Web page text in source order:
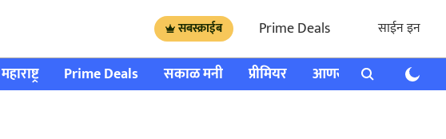
सबस्क्राईब Prime Deals साईन इन
महाराष्ट्र Prime Deals सकाळ मनी प्रीमियर आणखी राशी भविष्य